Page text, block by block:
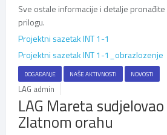
Sve ostale informacije i detalje
prilogu.
Projektni sazetak INT 1-1
Projektni sazetak INT 1-1_obrazlozenje
DOGAĐANJE NAŠE AKTIVNOSTI NOVOSTI
LAG admin
LAG Mareta
Zlatnom orahu